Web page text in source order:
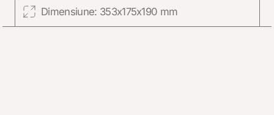
Dimensiune: 353x175x190 mm